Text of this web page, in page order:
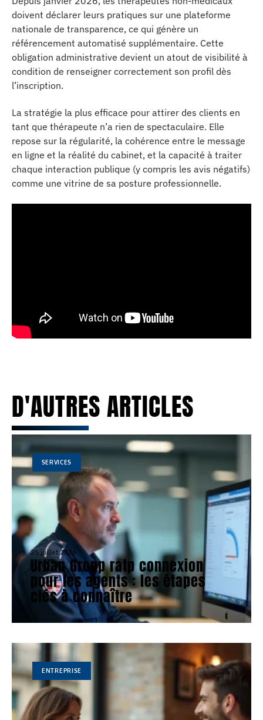
doivent déclarer leurs pratiques sur une plateforme
nationale de transparence, ce qui génère un
référencement automatisé supplémentaire. Cette
obligation administrative devient un atout de visibilité à
condition de renseigner correctement son profil dès
l’inscription.
La stratégie la plus efficace pour attirer des clients en
tant que thérapeute n’a rien de spectaculaire. Elle
repose sur la régularité, la cohérence entre le message
en ligne et la réalité du cabinet, et la capacité à traiter
chaque interaction publique (y compris les avis négatifs)
comme une vitrine de sa posture professionnelle.
D'AUTRES ARTICLES
SERVICES
25 juillet 2026
Urban Group ratp connexion
pour les agents : les étapes
clés à connaître
ENTREPRISE